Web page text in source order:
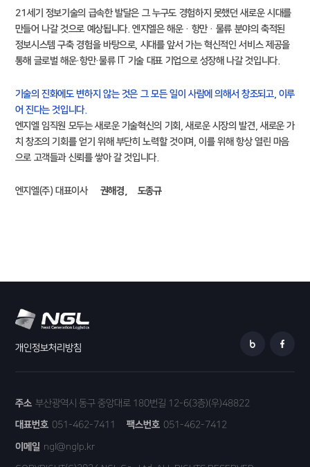
21세기 정보기술의 급속한 발달은 그 누구도 경험하지 못했던 새로운 시대를
만들어 나갈 것으로 예상됩니다. 엔지엘은 해운 · 항만 · 물류 분야의 축적된
정보시스템 구축 경험을 바탕으로, 시대를 앞서 가는 혁신적인 서비스 제공을
통해 글로벌 해운·항만·물류
기술 대표 기업으로 성장해 나갈 것입니다.
기술의 진화에도 변하지 않는 것은 그 모든 일이 사람에 의해서 창조되고, 이루
어 진다는 것입니다.
엔지엘 임직원 모두는 새로운 기술혁신의 기회, 새로운 시장의 발견, 새로운 가
치 창조의 기회를 얻기 위해 부단히 노력할 것이며, 이를 위해 항상 열린 마음
으로 고객들과 신뢰를 쌓아 갈 것입니다.
엔지엘(주) 대표이사 권해경, 도종규
개인정보처리방침
주소 부산광역시 동구 중앙대로 180번길 12-6(3층)(우)48822
대표번호 051-462-7411 팩스번호 051-462-7412
이메일 ngl@nglp.kr